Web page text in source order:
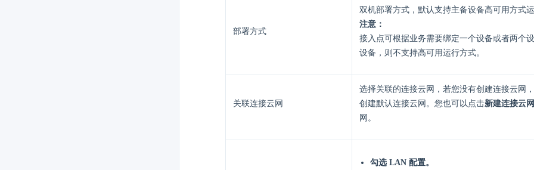
部署方式
双机部署方式，默认支持主备设备高可用方式
注意：
接入点可根据业务需要绑定一个设备或者两个
设备，则不支持高可用运行方式。
关联连接云网
选择关联的连接云网，若您没有创建连接云网
创建默认连接云网。您也可以点击新建连接云网
网。
勾选 LAN 配置。